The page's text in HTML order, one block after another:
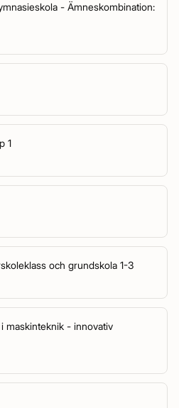
- Ämneskombination:
1
och grundskola 1-3
maskinteknik - innovativ